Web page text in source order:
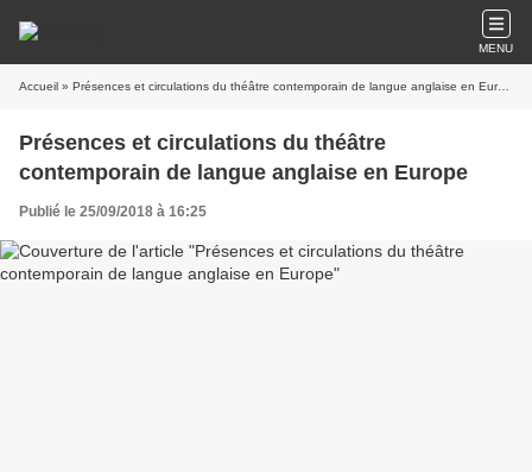
MENU
Accueil » Présences et circulations du théâtre contemporain de langue anglaise en Europe
Présences et circulations du théâtre
contemporain de langue anglaise en Europe
Publié le 25/09/2018 à 16:25